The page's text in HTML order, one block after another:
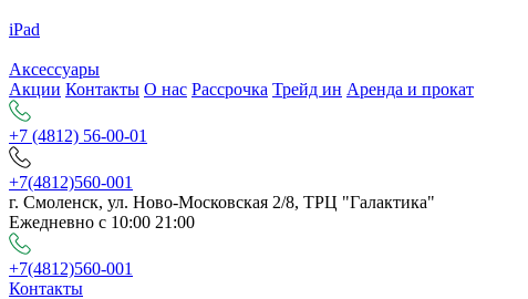
iPad
Аксессуары
Акции Контакты О нас Рассрочка Трейд ин Аренда и прокат
+7 (4812) 56-00-01
+7(4812)560-001
г. Смоленск, ул. Ново-Московская 2/8, ТРЦ "Галактика"
Ежедневно с 10:00 21:00
+7(4812)560-001
Контакты